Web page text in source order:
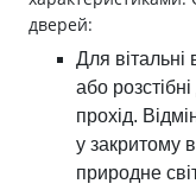
дверей:
Для вітальні
або
прохід.
у закритому
природне